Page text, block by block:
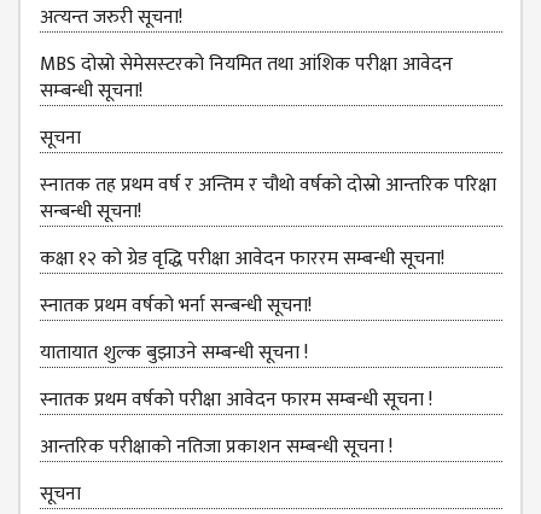
SCIENCE
DEPARTMENT
EDUCATION
DEPARTMENT
MANAGEMENT
DEPARTMENT
MEMBERS
TEACHING
STAFFS
NON
TEACHING
STAFFS
COURSES
अत्‍यन्‍त जरुरी सूचना!
MBS दोस्रो सेमेसस्‍टरको नियमित तथा आंशिक परीक्षा आवेदन
सम्‍बन्धी सूचना!
सूचना
स्‍नातक तह प्रथम वर्ष र अन्तिम र चौथो वर्षको दोस्रो आन्‍तरिक परिक्षा
सन्बन्धी सूचना!
कक्षा १२ को ग्रेड वृद्धि परीक्षा आवेदन फाररम सम्बन्धी सूचना!
स्नातक प्रथम वर्षको भर्ना सन्बन्धी सूचना!
यातायात शुल्‍क बुझाउने सम्बन्धी सूचना !
स्नातक प्रथम वर्षको परीक्षा आवेदन फारम सम्बन्धी सूचना !
आन्तरिक परीक्षाको नतिजा प्रकाशन सम्बन्धी सूचना !
सूचना